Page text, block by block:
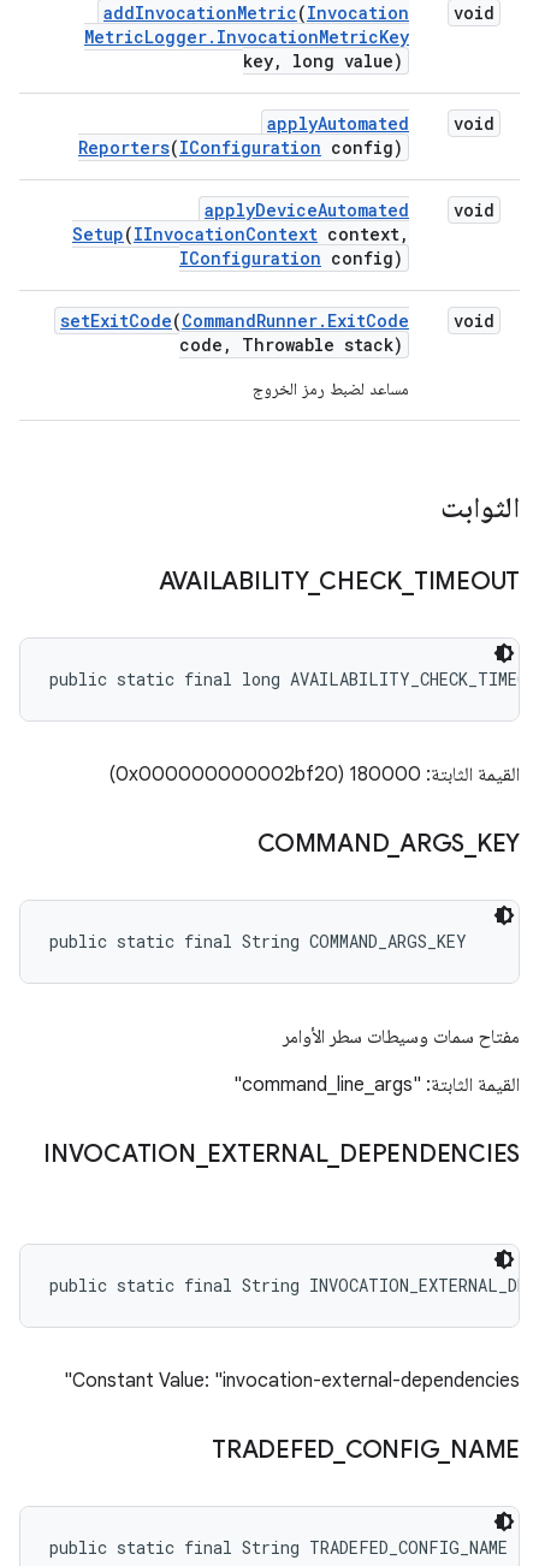
void
addInvocationMetric(Invocation
MetricLogger. InvocationMetricKey
key, long value)
void
applyAutomated
Reporters(IConfiguration config)
void
applyDeviceAutomated
Setup(IInvocationContext context,
IConfiguration config)
void
setExitCode(CommandRunner. ExitCode
code , Throwable stack)
مساعد لضبط رمز الخروج
الثوابت
AVAILABILITY_ CHECK TIMEOUT
public static final long
القيمة الثابتة: 180000 (0x000000000002bf20)
COMMAND_ ARGS KEY
public static final String COMMAND_ARGS_KEY
مفتاح سمات وسيطات سطر الأوامر
القيمة الثابتة: "command_line_args"
INVOCATION EXTERNAL_ DEPENDENCIES
public static final String
Constant Value: "invocation-external-dependencies"
TRADEFED CONFIG_ NAME
public static final String TRADEFED_CONFIG_NAME